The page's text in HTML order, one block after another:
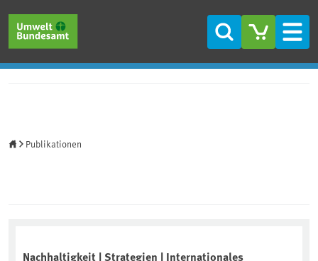
Suche
Publikationen
Nachhaltigkeit | Strategien | Internationales